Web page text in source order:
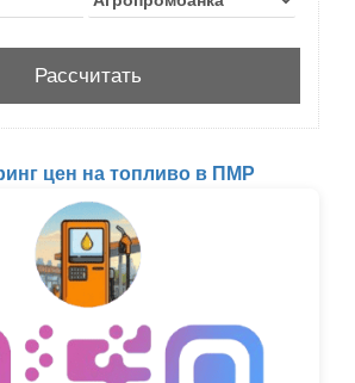
цен на топливо в ПМР